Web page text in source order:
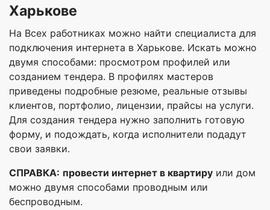
Харькове
На Всех работниках можно найти специалиста для
подключения интернета в Харькове. Искать можно
двумя способами: просмотром профилей или
созданием тендера. В профилях мастеров
приведены подробные резюме, реальные отзывы
клиентов, портфолио, лицензии, прайсы на услуги.
Для создания тендера нужно заполнить готовую
форму, и подождать, когда исполнители подадут
свои заявки.
СПРАВКА: провести интернет в квартиру или дом
можно двумя способами проводным или
беспроводным.